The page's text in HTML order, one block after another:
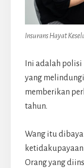
Insurans Hayat
Ini adalah
yang
memberikan
tahun.
Wang itu
Orang yang